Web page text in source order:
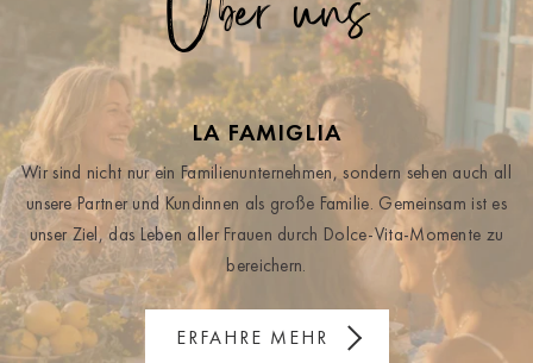
Über uns
LA FAMIGLIA
Wir sind nicht nur ein Familienunternehmen, sondern sehen auch all
unsere Partner und Kundinnen als große Familie. Gemeinsam ist es
unser Ziel, das Leben aller Frauen durch Dolce-Vita-Momente zu
bereichern.
ERFAHRE MEHR